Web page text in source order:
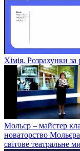
Хімія. Розрахунки за
Мольєр – майстер
новаторство Мольєра
світове театральне